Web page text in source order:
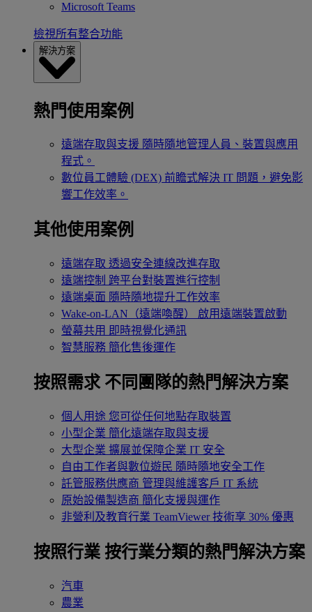
Microsoft Teams
檢視所有整合功能
解決方案
熱門使用案例
遠端存取與支援 隨時隨地管理人員、裝置與應用
程式。
數位員工體驗 (DEX) 前瞻式解決 IT 問題，避免影
響工作效率。
其他使用案例
遠端存取 透過安全連線改進存取
遠端控制 跨平台對裝置進行控制
遠端桌面 隨時隨地提升工作效率
Wake-on-LAN（遠端喚醒）
啟用遠端裝置啟動
螢幕共用 即時視覺化通訊
智慧服務 簡化售後運作
按照需求 不同團隊的熱門解決方案
個人用途 您可從任何地點存取裝置
小型企業 簡化遠端存取與支援
大型企業 擴展並保障企業 IT 安全
自由工作者與數位遊民 隨時隨地安全工作
託管服務供應商 管理與維護客戶 IT 系統
原始設備製造商 簡化支援與運作
非營利及教育行業 TeamViewer 技術享 30% 優惠
按照行業 按行業分類的熱門解決方案
汽車
農業